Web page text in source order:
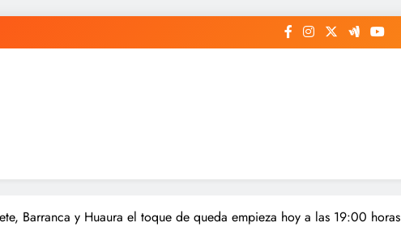
Barranca y Huaura el toque de queda empieza hoy a las 19:00 horas